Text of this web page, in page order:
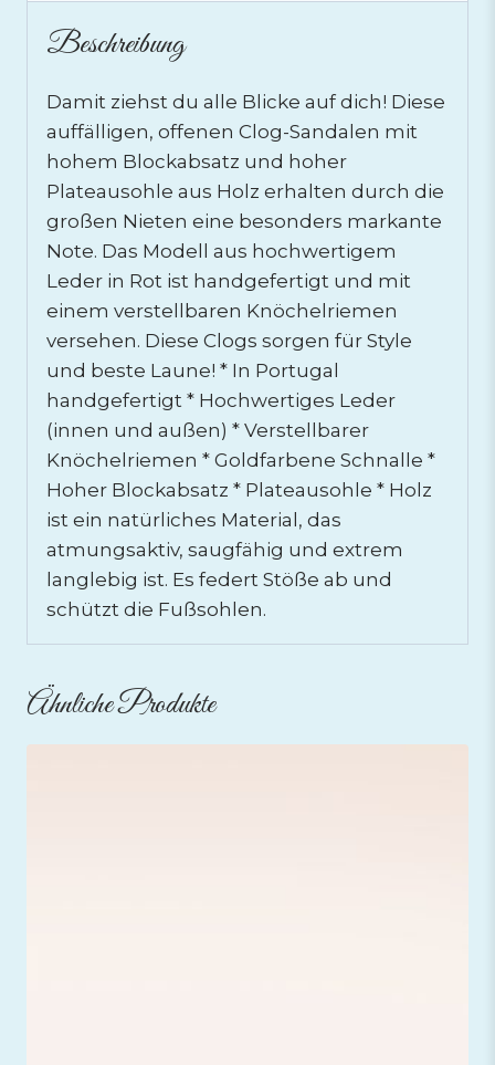
Beschreibung
Damit ziehst du alle Blicke auf dich! Diese
auffälligen, offenen Clog-Sandalen mit
hohem Blockabsatz und hoher
Plateausohle aus Holz erhalten durch die
großen Nieten eine besonders markante
Note. Das Modell aus hochwertigem
Leder in Rot ist handgefertigt und mit
einem verstellbaren Knöchelriemen
versehen. Diese Clogs sorgen für Style
und beste Laune! * In Portugal
handgefertigt * Hochwertiges Leder
(innen und außen) * Verstellbarer
Knöchelriemen * Goldfarbene Schnalle *
Hoher Blockabsatz * Plateausohle * Holz
ist ein natürliches Material, das
atmungsaktiv, saugfähig und extrem
langlebig ist. Es federt Stöße ab und
schützt die Fußsohlen.
Ähnliche Produkte